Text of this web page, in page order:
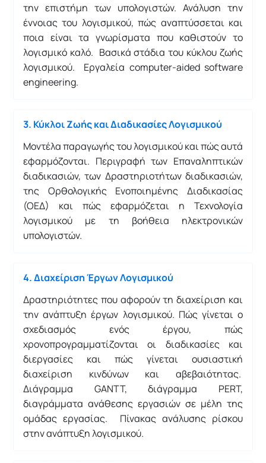
την επιστήμη των υπολογιστών. Ανάλυση την
έννοιας του λογισμικού, πώς αναπτύσσεται και
ποια είναι τα γνωρίσματα που καθιστούν το
λογισμικό καλό. Βασικά στάδια του κύκλου ζωής
λογισμικού. Εργαλεία computer-aided software
engineering.
3. Κύκλοι Ζωής και Διαδικασίες Λογισμικού
Μοντέλα παραγωγής του λογισμικού και πώς αυτά
εφαρμόζονται. Περιγραφή των Επαναληπτικών
διαδικασιών, των Δραστηριοτήτων διαδικασιών,
της Ορθολογικής Ενοποιημένης Διαδικασίας
(ΟΕΔ) και πώς εφαρμόζεται η Τεχνολογία
λογισμικού με τη βοήθεια ηλεκτρονικών
υπολογιστών.
4. Διαχείριση Έργων Λογισμικού
Δραστηριότητες που αφορούν τη διαχείριση και
την ανάπτυξη έργων λογισμικού. Πώς γίνεται ο
σχεδιασμός ενός έργου, πώς
χρονοπρογραμματίζονται οι διαδικασίες και
διεργασίες και πώς γίνεται ουσιαστική
διαχείριση κινδύνων και αβεβαιότητας.
Διάγραμμα GANTT, διάγραμμα PERT,
διαγράμματα ανάθεσης εργασιών σε μέλη της
ομάδας εργασίας. Πίνακας ανάλυσης ρίσκου
στην ανάπτυξη λογισμικού.